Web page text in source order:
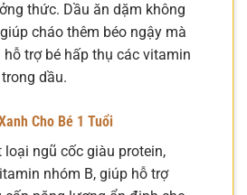
thức. Dầu ăn dặm không
cháo thêm béo ngậy mà
hỗ trợ bé hấp thụ các vitamin
dầu.
Cho Bé 1 Tuổi
ngũ cốc giàu protein,
nhóm B, giúp hỗ trợ